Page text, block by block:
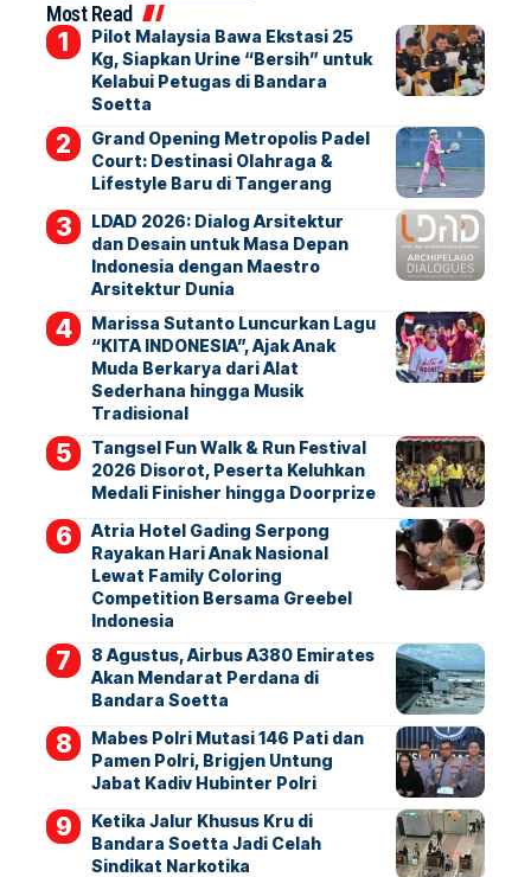
Most Read
Pilot Malaysia Bawa Ekstasi 25
Kg, Siapkan Urine “Bersih” untuk
Kelabui Petugas di Bandara
Soetta
Grand Opening Metropolis Padel
Court: Destinasi Olahraga &
Lifestyle Baru di Tangerang
LDAD 2026: Dialog Arsitektur
dan Desain untuk Masa Depan
Indonesia dengan Maestro
Arsitektur Dunia
Marissa Sutanto Luncurkan Lagu
“KITA INDONESIA”, Ajak Anak
Muda Berkarya dari Alat
Sederhana hingga Musik
Tradisional
Tangsel Fun Walk & Run Festival
2026 Disorot, Peserta Keluhkan
Medali Finisher hingga Doorprize
Atria Hotel Gading Serpong
Rayakan Hari Anak Nasional
Lewat Family Coloring
Competition Bersama Greebel
Indonesia
8 Agustus, Airbus A380 Emirates
Akan Mendarat Perdana di
Bandara Soetta
Mabes Polri Mutasi 146 Pati dan
Pamen Polri, Brigjen Untung
Jabat Kadiv Hubinter Polri
Ketika Jalur Khusus Kru di
Bandara Soetta Jadi Celah
Sindikat Narkotika